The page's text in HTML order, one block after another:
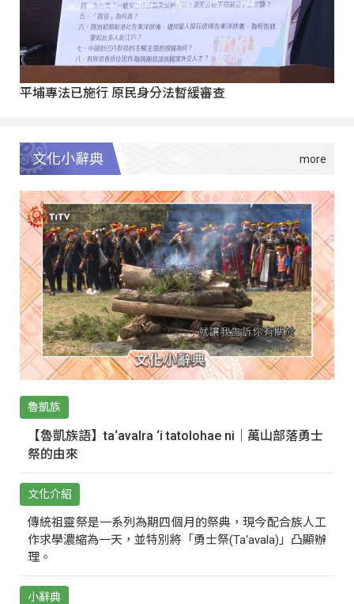
平埔專法已施行 原民身分法暫緩審查
文化小辭典
魯凱族
【魯凱族語】ta‘avalra ‘i tatolohae ni｜萬山部落勇士
祭的由來
文化介紹
傳統祖靈祭是一系列為期四個月的祭典，現今配合族人工
作求學濃縮為一天，並特別將「勇士祭(Ta‘avala)」凸顯辦
理。
小辭典